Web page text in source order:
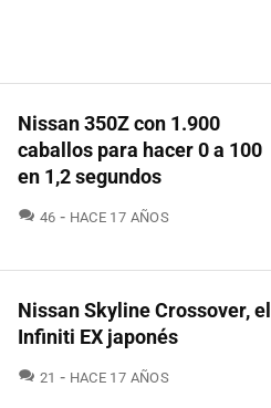
Nissan 350Z con 1.900
caballos para hacer 0 a 100
en 1,2 segundos
46 COMENTARIOS
HACE 17 AÑOS
Nissan Skyline Crossover, el
Infiniti EX japonés
21 COMENTARIOS
HACE 17 AÑOS